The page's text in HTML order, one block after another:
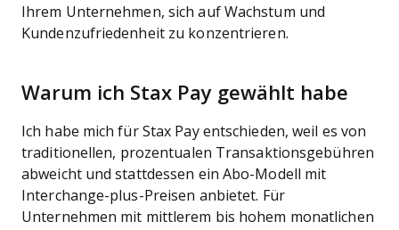
Ihrem Unternehmen, sich auf Wachstum und
Kundenzufriedenheit zu konzentrieren.
Warum ich Stax Pay gewählt habe
Ich habe mich für Stax Pay entschieden, weil es von
traditionellen, prozentualen Transaktionsgebühren
abweicht und stattdessen ein Abo-Modell mit
Interchange-plus-Preisen anbietet. Für
Unternehmen mit mittlerem bis hohem monatlichen